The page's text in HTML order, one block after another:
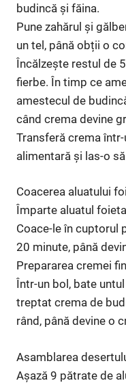
budincă și făina.
Pune zahărul și
un tel, până obții o
Încălzește restul de
fierbe. În timp ce
amestecul de
când crema devine
Transferă crema
alimentară și las-o
Coacerea aluatului
Împarte aluatul
Coace-le în cuptorul
20 minute, până
Prepararea cremei
Într-un bol, bate
treptat crema de
rând, până devine o
Asamblarea
Așază 9 pătrate de